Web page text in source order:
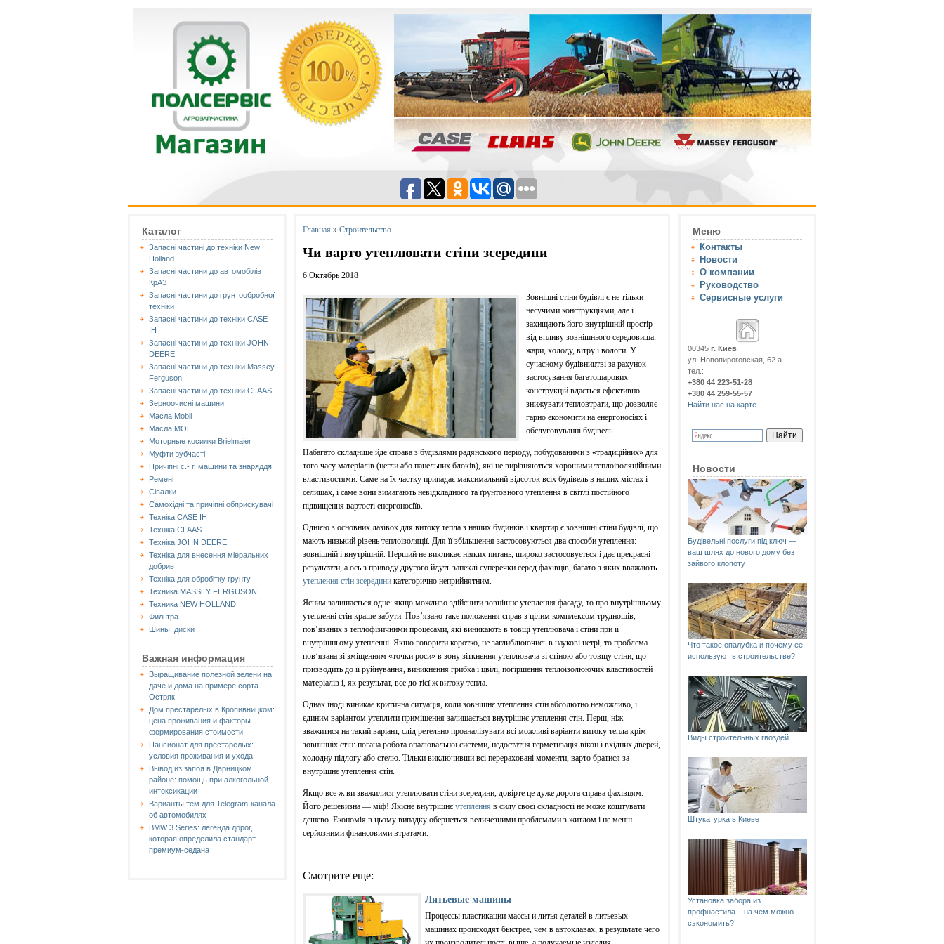
Каталог
Запасні частині до техніки New
Holland
Запасні частини до автомобілів
КрАЗ
Запасні частини до грунтообробної
техніки
Запасні частини до техніки CASE
IH
Запасні частини до техніки JOHN
DEERE
Запасні частини до техніки Massey
Ferguson
Запасні частини до техніки СLAAS
Зерноочисні машини
Масла Mobil
Масла MOL
Моторные косилки Brielmaier
Муфти зубчасті
Причіпні с.- г. машини та знаряддя
Ремені
Сівалки
Самохідні та причіпні обприскувачі
Техніка CASE IH
Техніка CLAAS
Техніка JOHN DEERE
Техніка для внесення міеральних
добрив
Техніка для обробітку грунту
Техника MASSEY FERGUSON
Техника NEW HOLLAND
Фильтра
Шины, диски
Важная информация
Выращивание полезной зелени на
даче и дома на примере сорта
Остряк
Дом престарелых в Кропивницком:
цена проживания и факторы
формирования стоимости
Пансионат для престарелых:
условия проживания и ухода
Вывод из запоя в Дарницком
районе: помощь при алкогольной
интоксикации
Варианты тем для Telegram-канала
об автомобилях
BMW 3 Series: легенда дорог,
которая определила стандарт
премиум-седана
Меню
Контакты
Новости
О компании
Руководство
Сервисные услуги
00345 г. Киев
ул. Новопироговская, 62 а.
тел.:
+380 44 223-51-28
+380 44 259-55-57
Найти нас на карте
Новости
Будівельні послуги під ключ —
ваш шлях до нового дому без
зайвого клопоту
Что такое опалубка и почему ее
используют в строительстве?
Виды строительных гвоздей
Штукатурка в Киеве
Установка забора из
профнастила – на чем можно
сэкономить?
Главная » Строительство
Чи варто утеплювати стіни зсередини
6 Октябрь 2018
Зовнішні стіни будівлі є не тільки
несучими конструкціями, але і
захищають його внутрішній простір
від впливу зовнішнього середовища:
жари, холоду, вітру і вологи. У
сучасному будівництві за рахунок
застосування багатошарових
конструкцій вдається ефективно
знижувати тепловтрати, що дозволяє
гарно економити на енергоносіях і
обслуговуванні будівель.
Набагато складніше йде справа з будівлями радянського періоду, побудованими з «традиційних» для
того часу матеріалів (цегли або панельних блоків), які не вирізняються хорошими теплоізоляційними
властивостями. Саме на їх частку припадає максимальний відсоток всіх будівель в наших містах і
селищах, і саме вони вимагають невідкладного та ґрунтовного утеплення в світлі постійного
підвищення вартості енергоносіїв.
Однією з основних лазівок для витоку тепла з наших будинків і квартир є зовнішні стіни будівлі, що
мають низький рівень теплоізоляції. Для її збільшення застосовуються два способи утеплення:
зовнішній і внутрішній. Перший не викликає ніяких питань, широко застосовується і дає прекрасні
результати, а ось з приводу другого йдуть запеклі суперечки серед фахівців, багато з яких вважають
утеплення стін зсередини категорично неприйнятним.
Ясним залишається одне: якщо можливо здійснити зовнішнє утеплення фасаду, то про внутрішньому
утепленні стін краще забути. Пов’язано таке положення справ з цілим комплексом труднощів,
пов’язаних з теплофізичними процесами, які виникають в товщі утеплювача і стіни при її
внутрішньому утепленні. Якщо говорити коротко, не заглиблюючись в наукові нетрі, то проблема
пов’язана зі зміщенням «точки роси» в зону зіткнення утеплювача зі стіною або товщу стіни, що
призводить до її руйнування, виникнення грибка і цвілі, погіршення теплоізолюючих властивостей
матеріалів і, як результат, все до тієї ж витоку тепла.
Однак іноді виникає критична ситуація, коли зовнішнє утеплення стін абсолютно неможливо, і
єдиним варіантом утеплити приміщення залишається внутрішнє утеплення стін. Перш, ніж
зважитися на такий варіант, слід ретельно проаналізувати всі можливі варіанти витоку тепла крім
зовнішніх стін: погана робота опалювальної системи, недостатня герметизація вікон і вхідних дверей,
холодну підлогу або стелю. Тільки виключивши всі перераховані моменти, варто братися за
внутрішнє утеплення стін.
Якщо все ж ви зважилися утеплювати стіни зсередини, довірте це дуже дорога справа фахівцям.
Його дешевизна — міф! Якісне внутрішнє утеплення в силу своєї складності не може коштувати
дешево. Економія в цьому випадку обернеться величезними проблемами з житлом і не менш
серйозними фінансовими втратами.
Смотрите еще:
Литьевые машины
Процессы пластикации массы и литья деталей в литьевых
машинах происходят быстрее, чем в автоклавах, в результате чего